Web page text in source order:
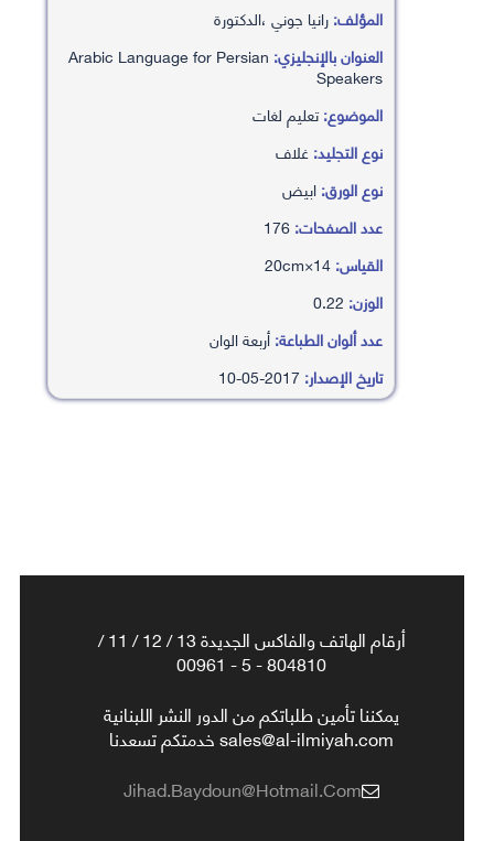
المؤلف:رانيا جوني ،الدكتورة
العنوان بالإنجليزي: Arabic Language for Persian
Speakers
الموضوع:تعليم لغات
نوع التجليد:غلاف
نوع الورق:ابيض
عدد الصفحات:
القياس:
الوزن:
عدد ألوان الطباعة:أربعة الوان
تاريخ الإصدار:
أرقام الهاتف والفاكس الجديدة 13 / 12 / 11 /
804810 - 5 - 00961
يمكننا تأمين طلباتكم من الدور النشر اللبنانية
sales@al-ilmiyah.com خدمتكم تسعدنا
Jihad.baydoun@hotmail.com